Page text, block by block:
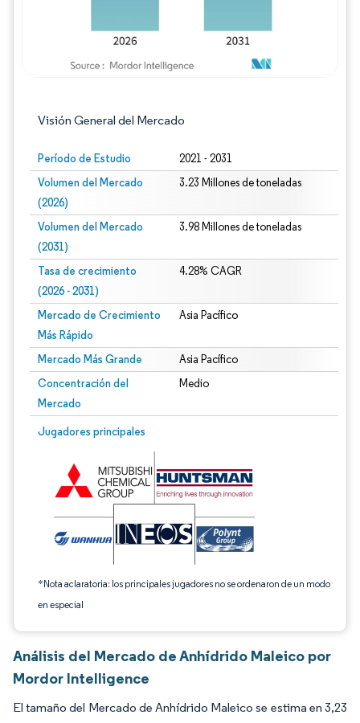
Visión General del Mercado
Período de Estudio 2021 - 2031
Volumen del Mercado
(2026)
3.23 Millones de toneladas
Volumen del Mercado
(2031)
3.98 Millones de toneladas
Tasa de crecimiento
(2026 - 2031)
4.28% CAGR
Mercado de Crecimiento
Más Rápido
Asia Pacífico
Mercado Más Grande Asia Pacífico
Concentración del
Mercado
Medio
Jugadores principales
*Nota aclaratoria: los principales jugadores no se ordenaron de un modo
en especial
Imagen © Mordor Intelligence. El uso requiere atribución según CC BY 4.0.
Análisis del Mercado de Anhídrido Maleico por
Mordor Intelligence
El tamaño del Mercado de Anhídrido Maleico se estima en 3,23